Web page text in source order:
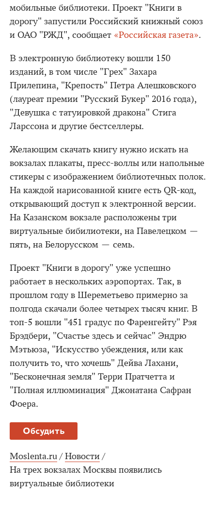
мобильные библиотеки. Проект "Книги в
дорогу" запустили Российский книжный союз
и ОАО "РЖД", сообщает «Российская газета».
В электронную библиотеку вошли 150
изданий, в том числе "Грех" Захара
Прилепина, "Крепость" Петра Алешковского
(лауреат премии "Русский Букер" 2016 года),
"Девушка с татуировкой дракона" Стига
Ларссона и другие бестселлеры.
Желающим скачать книгу нужно искать на
вокзалах плакаты, пресс-воллы или напольные
стикеры с изображением библиотечных полок.
На каждой нарисованной книге есть QR-код,
открывающий доступ к электронной версии.
На Казанском вокзале расположены три
виртуальные бибилиотеки, на Павелецком —
пять, на Белорусском — семь.
Проект "Книги в дорогу" уже успешно
работает в нескольких аэропортах. Так, в
прошлом году в Шереметьево примерно за
полгода скачали более четырех тысяч книг. В
топ-5 вошли "451 градус по Фаренгейту" Рэя
Брэдбери, "Счастье здесь и сейчас" Эндрю
Мэтьюза, "Искусство убеждения, или как
получить то, что хочешь" Дейва Лахани,
"Бесконечная земля" Терри Пратчетта и
"Полная иллюминация" Джонатана Сафран
Фоера.
Обсудить
Moslenta.ru / Новости /
На трех вокзалах Москвы появились
виртуальные библиотеки